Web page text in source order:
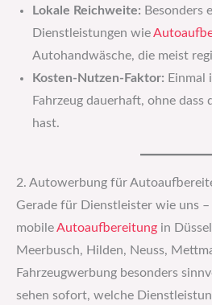
Lokale Reichweite: Besonders
Dienstleistungen wie
Autohandwäsche, die meist
Kosten-Nutzen-Faktor: Einmal
Fahrzeug dauerhaft, ohne dass
hast.
2. Autowerbung für
Gerade für Dienstleister wie uns –
mobile Autoaufbereitung in
Meerbusch, Hilden, Neuss,
Fahrzeugwerbung besonders
sehen sofort, welche